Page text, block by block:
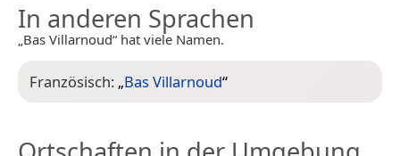
In anderen Sprachen
„Bas Villarnoud“ hat viele Namen.
Französisch: „Bas Villarnoud“